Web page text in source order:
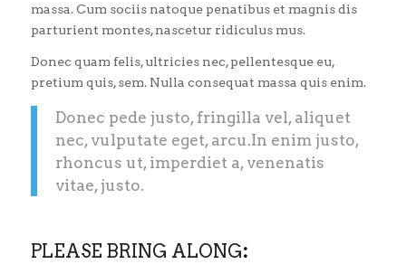
massa. Cum sociis natoque penatibus et magnis dis
parturient montes, nascetur ridiculus mus.
Donec quam felis, ultricies nec, pellentesque eu,
pretium quis, sem. Nulla consequat massa quis enim.
Donec pede justo, fringilla vel, aliquet
nec, vulputate eget, arcu.In enim justo,
rhoncus ut, imperdiet a, venenatis
vitae, justo.
PLEASE BRING ALONG: